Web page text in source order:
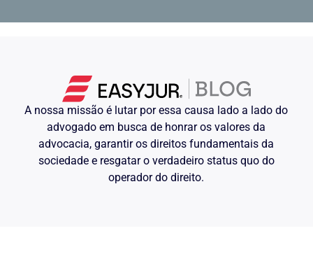
A nossa missão é lutar por essa causa lado a lado do
advogado em busca de honrar os valores da
advocacia, garantir os direitos fundamentais da
sociedade e resgatar o verdadeiro status quo do
operador do direito.